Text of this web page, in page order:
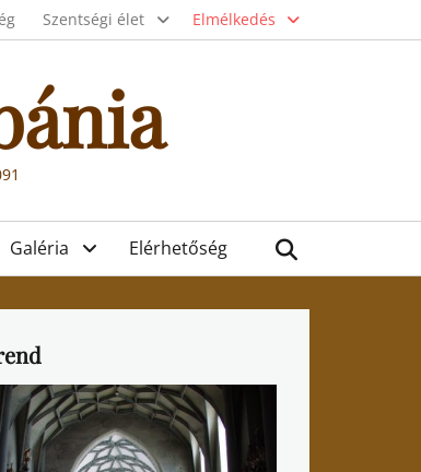
Szentségi élet Elmélkedés
Galéria Elérhetőség